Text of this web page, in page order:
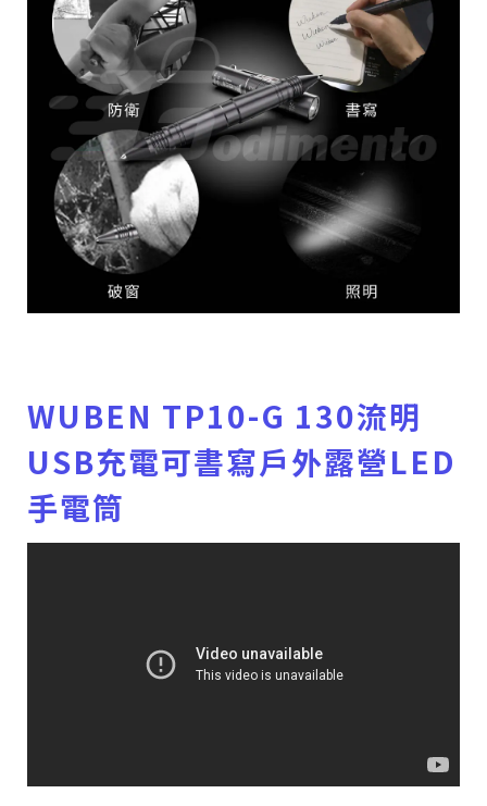
WUBEN TP10-G 130流明
USB充電可書寫戶外露營LED
手電筒